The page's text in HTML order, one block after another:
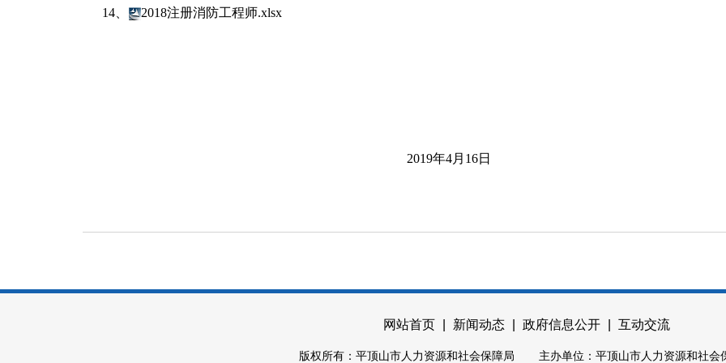
14、 2018注册消防工程师.xlsx
2019年4月16日
网站首页 新闻动态 政府信息公开 互动交流
版权所有：平顶山市人力资源和社会保障局 主办单位：平顶山市人力资源和社会